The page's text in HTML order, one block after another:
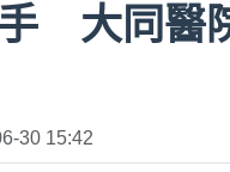
大同醫
30 15:42